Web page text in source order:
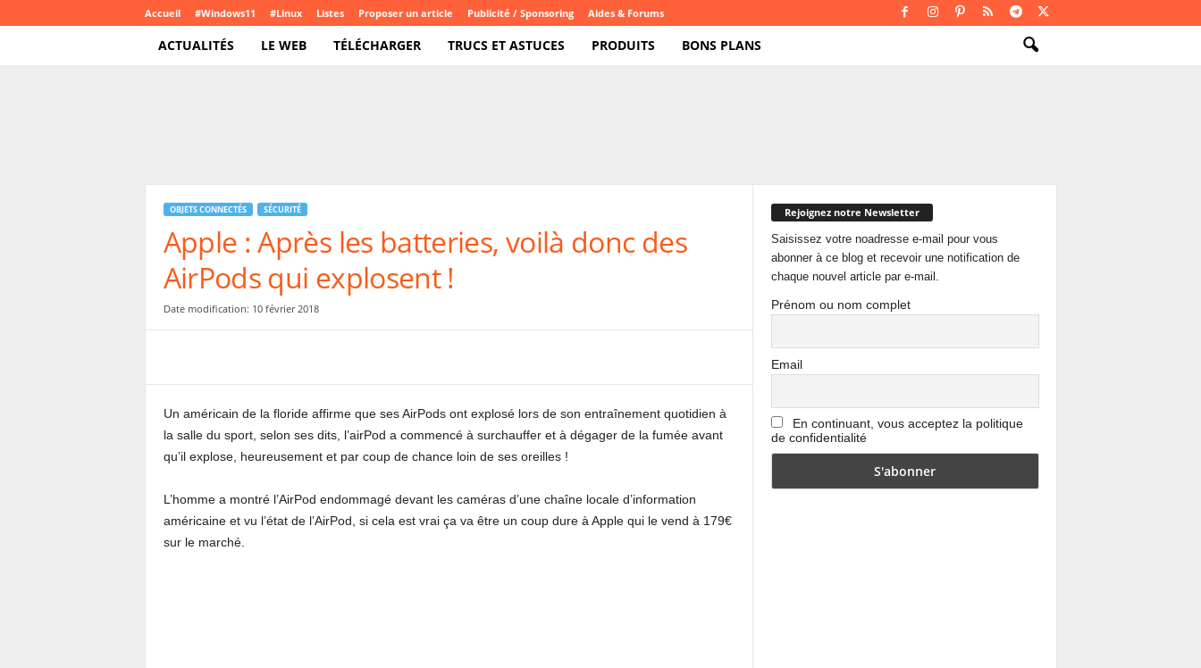
Accueil #Windows11 #Linux Listes Proposer un article Publicité / Sponsoring Aides & Forums
ACTUALITÉS LE WEB TÉLÉCHARGER TRUCS ET ASTUCES PRODUITS BONS PLANS
OBJETS CONNECTÉS SÉCURITÉ
Apple : Après les batteries, voilà donc des
AirPods qui explosent !
Date modification: 10 février 2018
Un américain de la floride affirme que ses AirPods ont explosé lors de son entraînement quotidien à
la salle du sport, selon ses dits, l’airPod a commencé à surchauffer et à dégager de la fumée avant
qu’il explose, heureusement et par coup de chance loin de ses oreilles !
L’homme a montré l’AirPod endommagé devant les caméras d’une chaîne locale d’information
américaine et vu l’état de l’AirPod, si cela est vrai ça va être un coup dure à Apple qui le vend à 179€
sur le marché.
Rejoignez notre Newsletter
Saisissez votre noadresse e-mail pour vous
abonner à ce blog et recevoir une notification de
chaque nouvel article par e-mail.
Prénom ou nom complet
Email
En continuant, vous acceptez la politique
de confidentialité